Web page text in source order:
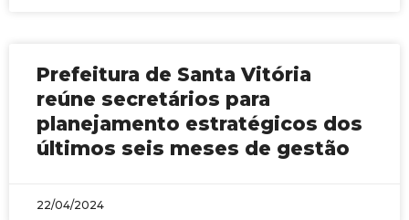
Prefeitura de Santa Vitória
reúne secretários para
planejamento estratégicos dos
últimos seis meses de gestão
22/04/2024